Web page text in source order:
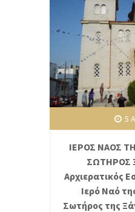
5
ΙΕΡΟΣ ΝΑΟΣ
ΣΩΤΗΡΟΣ
Αρχιερατικός
Ιερό Ναό
Σωτήρος της